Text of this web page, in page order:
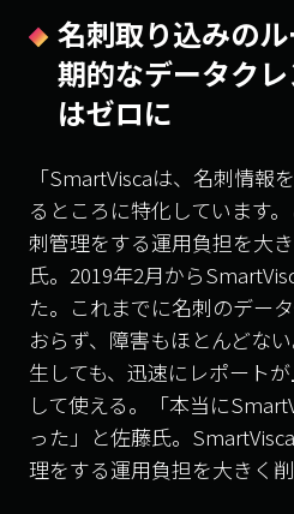
名刺取り込みの
期的なデータク
はゼロに
「SmartViscaは、名刺情報を
るところに特化しています
刺管理をする運用負担を大
氏。 2019年2月から
た。これまでに名刺のデー
おらず、障害もほとんどな
生しても、迅速にレポート
して使える。「本当に
った」と佐藤氏。
理をする運用負担を大きく